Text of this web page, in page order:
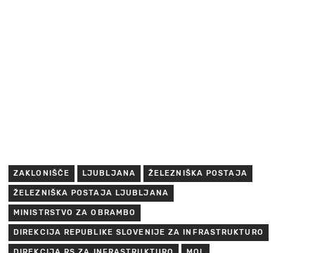
ZAKLONIŠČE LJUBLJANA ŽELEZNIŠKA POSTAJA
ŽELEZNIŠKA POSTAJA LJUBLJANA
MINISTRSTVO ZA OBRAMBO
DIREKCIJA REPUBLIKE SLOVENIJE ZA INFRASTRUKTURO